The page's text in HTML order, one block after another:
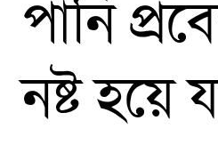
পানি
নষ্ট হয়ে